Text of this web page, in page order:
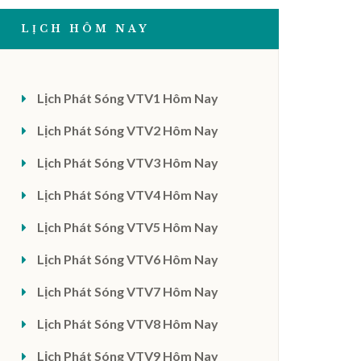
LỊCH HÔM NAY
Lịch Phát Sóng VTV1 Hôm Nay
Lịch Phát Sóng VTV2 Hôm Nay
Lịch Phát Sóng VTV3 Hôm Nay
Lịch Phát Sóng VTV4 Hôm Nay
Lịch Phát Sóng VTV5 Hôm Nay
Lịch Phát Sóng VTV6 Hôm Nay
Lịch Phát Sóng VTV7 Hôm Nay
Lịch Phát Sóng VTV8 Hôm Nay
Lịch Phát Sóng VTV9 Hôm Nay